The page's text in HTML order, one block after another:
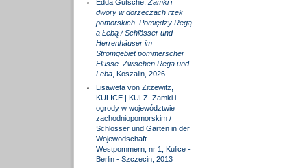
Edda Gutsche, Zamki i
dwory w dorzeczach rzek
pomorskich. Pomiędzy Regą
a Łebą / Schlösser und
Herrenhäuser im
Stromgebiet pommerscher
Flüsse. Zwischen Rega und
Leba, Koszalin, 2026
Lisaweta von Zitzewitz,
KULICE | KÜLZ. Zamki i
ogrody w województwie
zachodniopomorskim /
Schlösser und Gärten in der
Wojewodschaft
Westpommern, nr 1, Kulice -
Berlin - Szczecin, 2013